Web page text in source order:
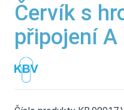
Červík s
připojení A